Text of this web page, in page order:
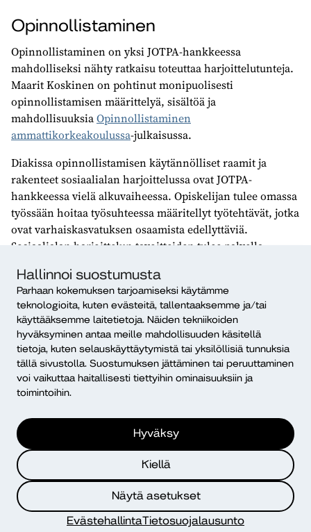
Hallinnoi suostumusta
Parhaan kokemuksen tarjoamiseksi käytämme
teknologioita, kuten evästeitä, tallentaaksemme ja/tai
käyttääksemme laitetietoja. Näiden tekniikoiden
hyväksyminen antaa meille mahdollisuuden käsitellä
tietoja, kuten selauskäyttäytymistä tai yksilöllisiä tunnuksia
tällä sivustolla. Suostumuksen jättäminen tai peruuttaminen
voi vaikuttaa haitallisesti tiettyihin ominaisuuksiin ja
toimintoihin.
Hyväksy
Kiellä
Näytä asetukset
EvästehallintaTietosuojalausunto
Opinnollistaminen
Opinnollistaminen on yksi JOTPA-hankkeessa
mahdolliseksi nähty ratkaisu toteuttaa harjoittelutunteja.
Maarit Koskinen on pohtinut monipuolisesti
opinnollistamisen määrittelyä, sisältöä ja
mahdollisuuksiaOpinnollistaminen
ammattikorkeakoulussa-julkaisussa.
Diakissa opinnollistamisen käytännölliset raamit ja
rakenteet sosiaalialan harjoittelussa ovat JOTPA-
hankkeessa vielä alkuvaiheessa. Opiskelijan tulee omassa
työssään hoitaa työsuhteessa määritellyt työtehtävät, jotka
ovat varhaiskasvatuksen osaamista edellyttäviä.
Sosiaalialan harjoittelun tavoitteiden tulee palvella
suuntautuvan harjoittelun. Yhtymäkohtia ja toisiaan
palvelevia näkökulmia on mahdollista löytää. Näitä
yhtymäkohtia on tällä hetkellä pohdittu erityisesti
perhenäkökulmasta. Miten työntekijä voi
varhaiskasvatuksen työntekijänä tukea uusilla tavoilla
perheitä? Miten tuki voidaan sijoittaa oman
varhaiskasvatustyön osaksi tai lisäksi? Ja erityisesti,
miten se voidaan markkinoida ja mahdollistaa kiireisille
Ratkaisuina voisivat olla esimerkiksi huoltajien iltojen
kehittäminen, lapsen tuonti- tai hakutilanteiden
hyödyntäminen uudella tavalla vanhemmille
suunnattuina yhteisinä hetkinä tai toiminnan
järjestäminen tietyille vanhempien kohderyhmille
(esimerkiksi kotona olevat vanhemmat). Myös